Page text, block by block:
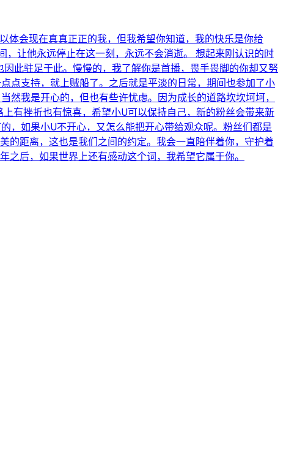
体会现在真真正正的我，但我希望你知道，我的快乐是你给
让他永远停止在这一刻，永远不会消逝。 想起来刚认识的时
此驻足于此。慢慢的，我了解你是首播，畏手畏脚的你却又努
点支持，就上贼船了。之后就是平淡的日常，期间也参加了小
我是开心的，但也有些许忧虑。因为成长的道路坎坎坷坷，
有挫折也有惊喜，希望小U可以保持自己，新的粉丝会带来新
，如果小U不开心，又怎么能把开心带给观众呢。粉丝们都是
的距离，这也是我们之间的约定。我会一直陪伴着你，守护着
后，如果世界上还有感动这个词，我希望它属于你。